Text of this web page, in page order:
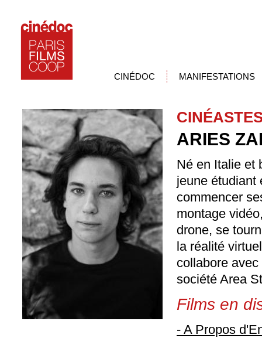
CINÉDOC MANIFESTATIONS
ARIES
Né en Italie et
jeune étudiant
commencer
montage
drone, se
la réalité
collabore
société Area
Films en
- A Propos